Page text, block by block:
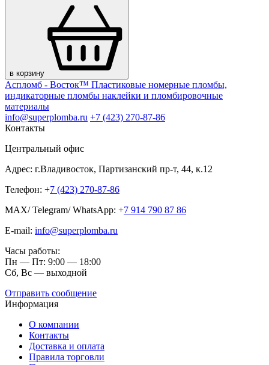
в корзину
Аспломб - Восток™ Пластиковые номерные пломбы,
индикаторные пломбы наклейки и пломбировочные
материалы
info@superplomba.ru +7 (423) 270-87-86
Контакты
Центральный офис
Адрес: г.Владивосток, Партизанский пр-т, 44, к.12
Телефон: +7 (423) 270-87-86
MAX/ Telegram/ WhatsApp: +7 914 790 87 86
E-mail: info@superplomba.ru
Часы работы:
Пн — Пт: 9:00 — 18:00
Сб, Вc — выходной
Отправить сообщение
Информация
О компании
Контакты
Доставка и оплата
Правила торговли